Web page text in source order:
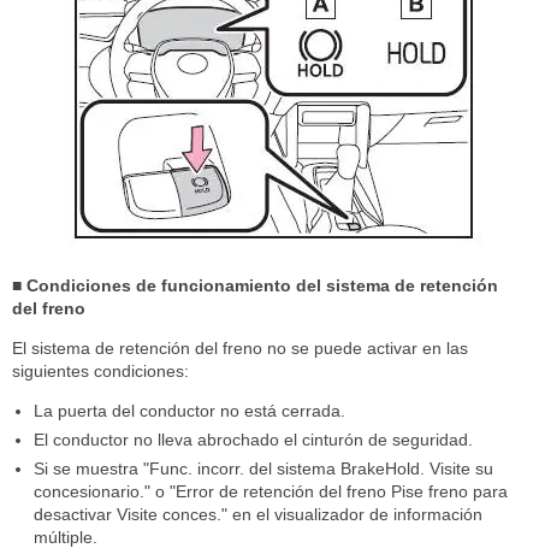
■ Condiciones de funcionamiento del sistema de retención
del freno
El sistema de retención del freno no se puede activar en las
siguientes condiciones:
La puerta del conductor no está cerrada.
El conductor no lleva abrochado el cinturón de seguridad.
Si se muestra "Func. incorr. del sistema BrakeHold. Visite su
concesionario." o "Error de retención del freno Pise freno para
desactivar Visite conces." en el visualizador de información
múltiple.